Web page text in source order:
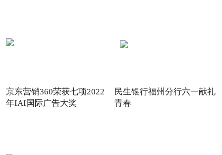
京东营销360荣获七项2022
年IAI国际广告大奖
民生银行福州分行六一献礼
青春